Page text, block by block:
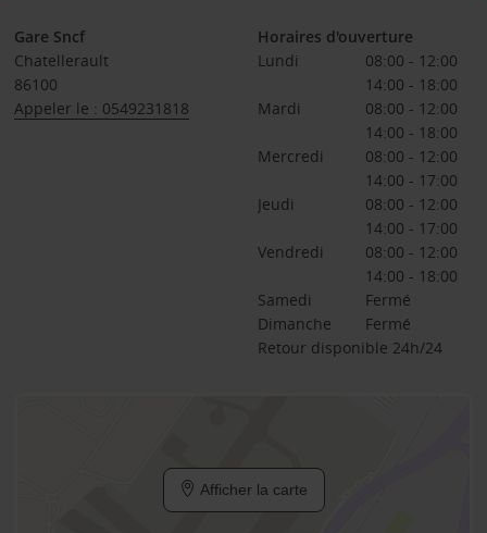
Gare Sncf
Chatellerault
86100
Appeler le : 0549231818
Horaires d'ouverture
Lundi
08:00 - 12:00
14:00 - 18:00
Mardi
08:00 - 12:00
14:00 - 18:00
Mercredi
08:00 - 12:00
14:00 - 17:00
Jeudi
08:00 - 12:00
14:00 - 17:00
Vendredi
08:00 - 12:00
14:00 - 18:00
Samedi
Fermé
Dimanche
Fermé
Retour disponible 24h/24
Afficher la carte